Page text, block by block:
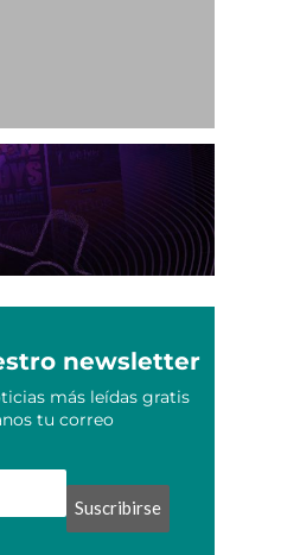
newsletter
más leídas gratis
tu correo
Suscribirse